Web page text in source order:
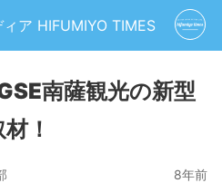
ア HIFUMIYO TIMES
南薩観光の新型
！
8年前